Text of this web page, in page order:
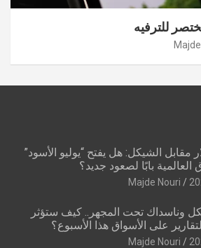
للترفيه
مقابل الشيكل: هل يفتح “يوليو الأسود”
العالمية بابًا لصعود جديد؟
Majde Nouri
وناسداك تحت المجهر.. كيف ستؤثر
على الأسواق هذا الأسبوع؟
Majde Nouri